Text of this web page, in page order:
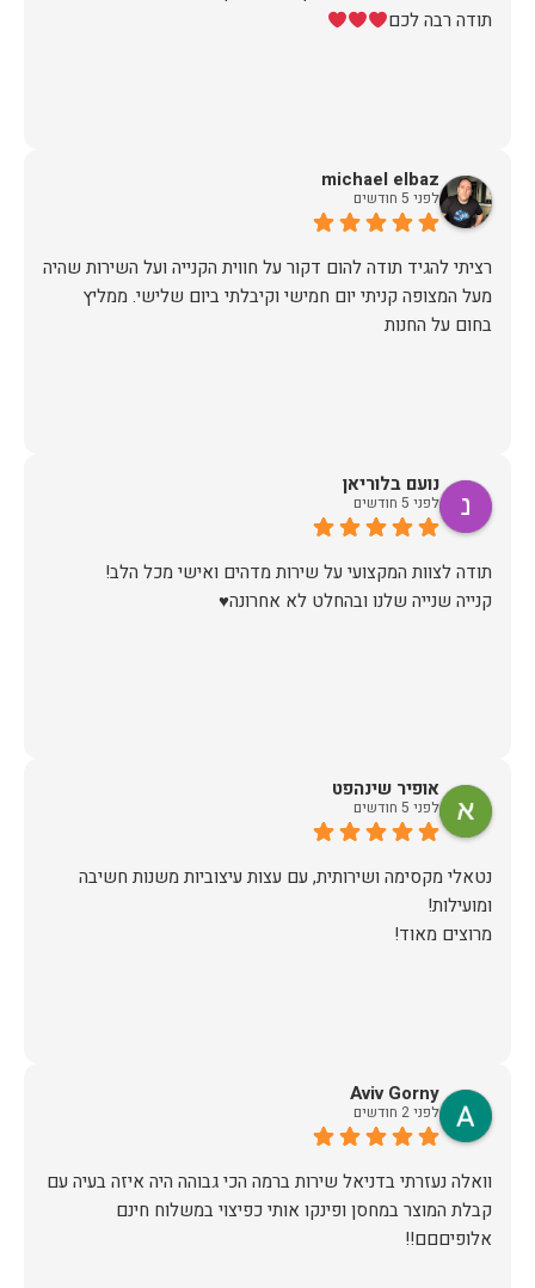
תודה רבה לכם
michael elbaz
לפני 5 חודשים
רציתי להגיד תודה להום דקור על חווית הקנייה ועל השירות שהיה
מעל המצופה קניתי יום חמישי וקיבלתי ביום שלישי. ממליץ
בחום על החנות
נועם בלוריאן
לפני 5 חודשים
קנייה שנייה שלנו ובהחלט לא אחרונה♥️
אופיר שינהפט
לפני 5 חודשים
נטאלי מקסימה ושירותית, עם עצות עיצוביות משנות חשיבה
מרוצים מאוד!
Aviv Gorny
לפני 2 חודשים
וואלה נעזרתי בדניאל שירות ברמה הכי גבוהה היה איזה בעיה עם
קבלת המוצר במחסן ופינקו אותי כפיצוי במשלוח חינם
אלופיםםם!!